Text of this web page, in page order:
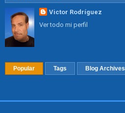
Victor Rodríguez
Ver todo mi perfil
Popular Tags Blog Archives